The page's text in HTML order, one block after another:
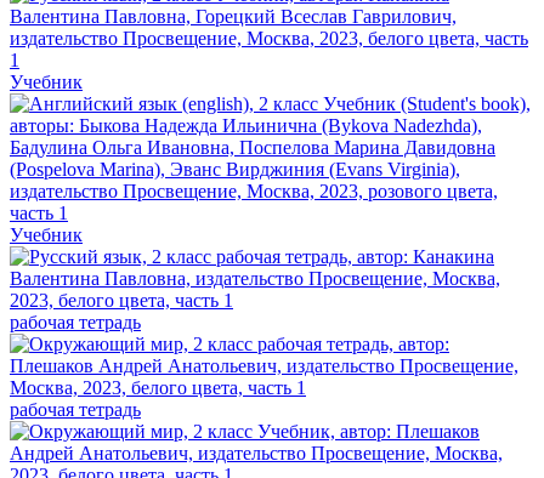
Учебник
Учебник
рабочая тетрадь
рабочая тетрадь